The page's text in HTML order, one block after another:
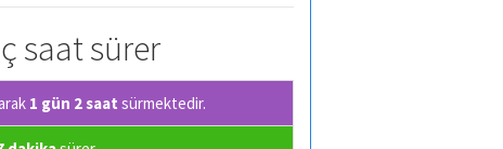
saat sürer
1 gün 2 saat sürmektedir.